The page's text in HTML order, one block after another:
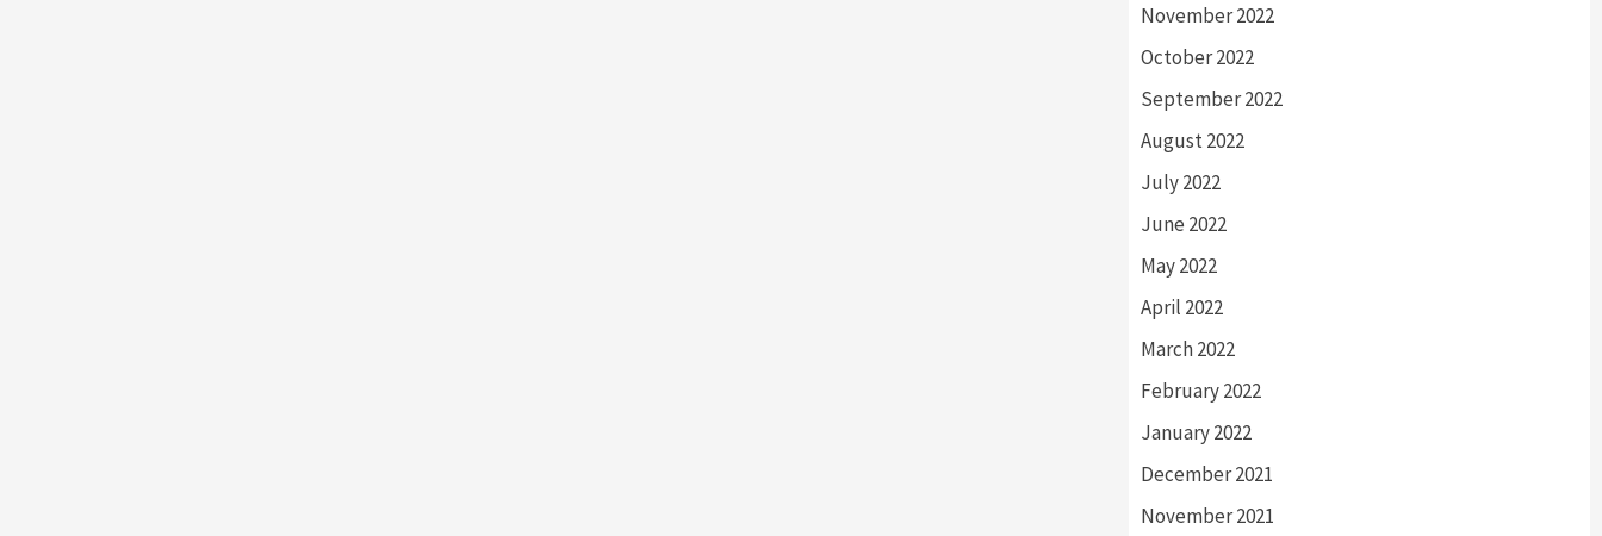
November 2022
October 2022
September 2022
August 2022
July 2022
June 2022
May 2022
April 2022
March 2022
February 2022
January 2022
December 2021
November 2021